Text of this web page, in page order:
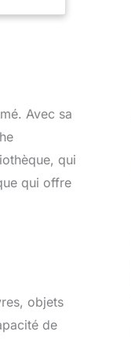
Avec sa
qui
qui offre
objets
de